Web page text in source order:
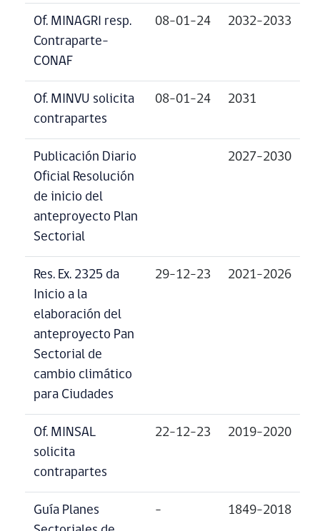
Of. MINAGRI resp.
Contraparte-
CONAF
08-01-24 2032-2033
Of. MINVU solicita
contrapartes
08-01-24 2031
Publicación Diario
Oficial Resolución
de inicio del
anteproyecto Plan
Sectorial
2027-2030
Res. Ex. 2325 da
Inicio a la
elaboración del
anteproyecto Pan
Sectorial de
cambio climático
para Ciudades
29-12-23 2021-2026
Of. MINSAL
solicita
contrapartes
22-12-23 2019-2020
Guía Planes
– 1849-2018